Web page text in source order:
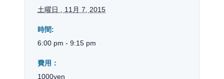
土曜日 , 11月 7, 2015
時間:
6:00 pm - 9:15 pm
費用：
1000yen